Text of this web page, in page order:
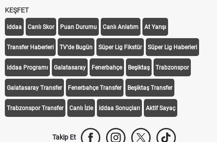
KEŞFET
iddaa Canlı Skor Puan Durumu Canlı Anlatım At Yarışı
Transfer Haberleri TV'de Bugün Süper Lig Fikstür Süper Lig Haberleri
iddaa Programı Galatasaray Fenerbahçe Beşiktaş Trabzonspor
Galatasaray Transfer Fenerbahçe Transfer Beşiktaş Transfer
Trabzonspor Transfer Canlı İzle iddaa Sonuçları Aktif Sayaç
Takip Et